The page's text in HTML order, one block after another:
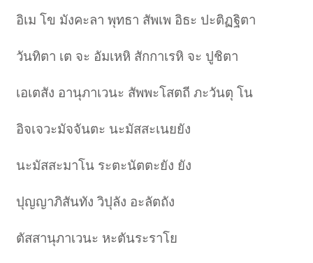
อิเม โข มังคะลา พุทธา สัพเพ อิธะ ปะติฏฐิตา
วันทิตา เต จะ อัมเหหิ สักกาเรหิ จะ ปูชิตา
เอเตสัง อานุภาเวนะ สัพพะโสตถี ภะวันตุ โน
อิจเจวะมัจจันตะ นะมัสสะเนยยัง
นะมัสสะมาโน ระตะนัตตะยัง ยัง
ปุญญาภิสันทัง วิปุลัง อะลัตถัง
ตัสสานุภาเวนะ หะตันระราโย